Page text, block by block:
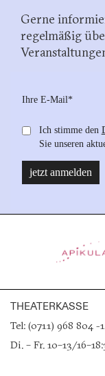
Gerne
regelmäßig
THEATERKASSE
Tel: (0711) 968 804 -
Di. – Fr. 10–13/